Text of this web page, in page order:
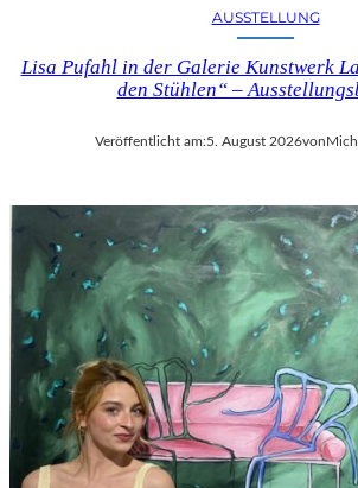
R
I
H
S
C
H
A
B
E
L
-
K
U
L
S
F
S
–
F
I
L
M
K
R
I
T
I
K
AUSSTELLUNG
Lisa Pufahl in der Galerie Kunstwerk
den Stühlen“ –
Veröffentlicht am:5. August 2026von